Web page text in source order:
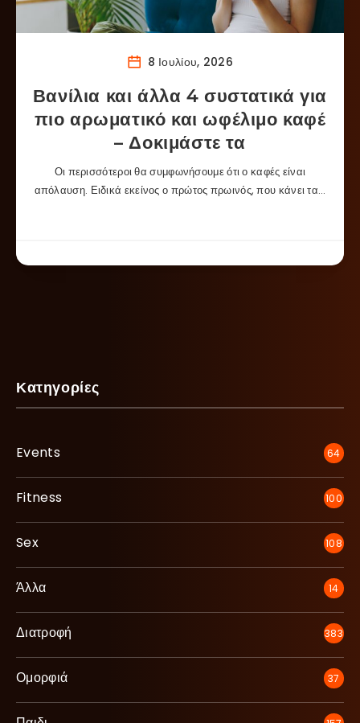
8 Ιουλίου, 2026
Βανίλια και άλλα 4 συστατικά για
πιο αρωματικό και ωφέλιμο καφέ
– Δοκιμάστε τα
Οι περισσότεροι θα συμφωνήσουμε ότι ο καφές είναι
απόλαυση. Ειδικά εκείνος ο πρώτος πρωινός, που κάνει τα…
Κατηγορίες
Events 64
Fitness 100
Sex 108
Άλλα 14
Διατροφή 383
Ομορφιά 37